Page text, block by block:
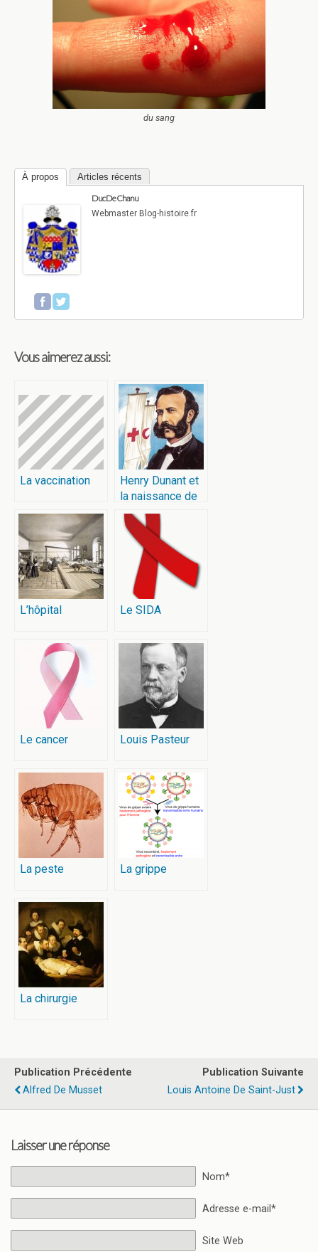
du sang
À propos
Articles récents
Duc De Chanu
Webmaster Blog-histoire.fr
Vous aimerez aussi:
La vaccination
Henry Dunant et
la naissance de
la Croix-Rouge
L’hôpital Le SIDA
Le cancer Louis Pasteur
La peste La grippe
La chirurgie
Publication Précédente
Alfred De Musset
Publication Suivante
Louis Antoine De Saint-Just
Laisser une réponse
Nom*
Adresse e-mail*
Site Web